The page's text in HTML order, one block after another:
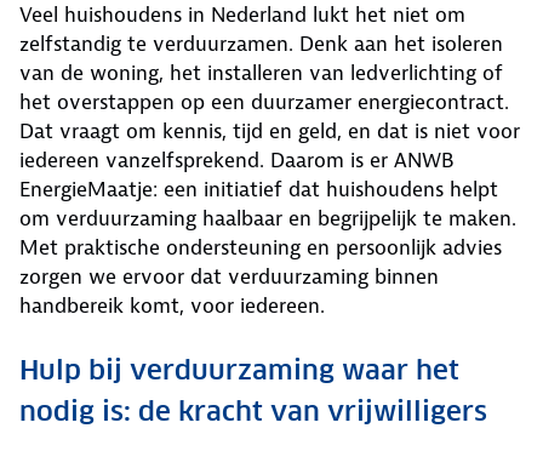
Veel huishoudens in Nederland lukt het niet om
zelfstandig te verduurzamen. Denk aan het isoleren
van de woning, het installeren van ledverlichting of
het overstappen op een duurzamer energiecontract.
Dat vraagt om kennis, tijd en geld, en dat is niet voor
iedereen vanzelfsprekend. Daarom is er ANWB
EnergieMaatje: een initiatief dat huishoudens helpt
om verduurzaming haalbaar en begrijpelijk te maken.
Met praktische ondersteuning en persoonlijk advies
zorgen we ervoor dat verduurzaming binnen
handbereik komt, voor iedereen.
Hulp bij verduurzaming waar het
nodig is: de kracht van vrijwilligers